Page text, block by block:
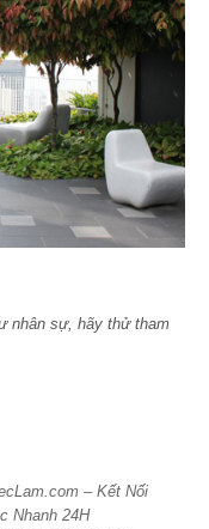
nhân sự, hãy thử tham
– Kết Nối
Nhanh 24H